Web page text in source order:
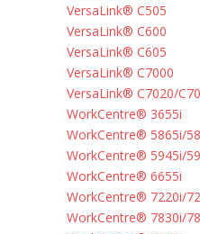
VersaLink® C505
VersaLink® C600
VersaLink® C605
VersaLink® C7000
VersaLink® C7020/
WorkCentre® 3655i
WorkCentre® 5865i/
WorkCentre® 5945i/
WorkCentre® 6655i
WorkCentre® 7220i/
WorkCentre® 7830i/